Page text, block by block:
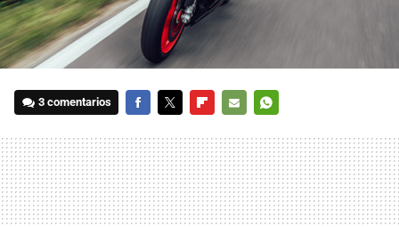
3 comentarios
MAIL